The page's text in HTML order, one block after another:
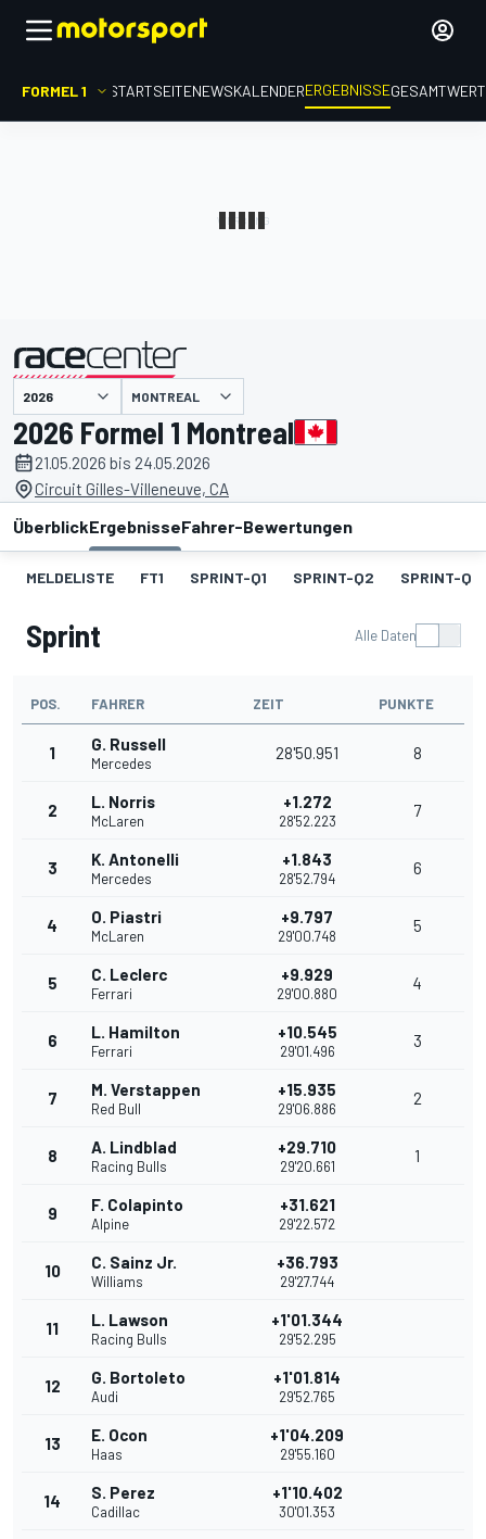
FORMEL 1 STARTSEITENEWSKALENDERERGEBNISSE
MONTREAL
2026 Formel 1 Montreal
21.05.2026 bis 24.05.2026
Circuit Gilles-Villeneuve, CA
ÜberblickErgebnisseFahrer-Bewertungen
MELDELISTE FT1 SPRINT-Q1 SPRINT-Q2 SPRINT-Q3
Sprint Alle Daten
POS. FAHRER ZEIT PUNKTE
1 G. Russell
Mercedes
28'50.951 8
2 L. Norris
McLaren
+1.272
28'52.223
7
3 K. Antonelli
Mercedes
+1.843
28'52.794
6
4 O. Piastri
McLaren
+9.797
29'00.748
5
5 C. Leclerc
Ferrari
+9.929
29'00.880
4
6 L. Hamilton
Ferrari
+10.545
29'01.496
3
7 M. Verstappen
Red Bull
+15.935
29'06.886
2
8 A. Lindblad
Racing Bulls
+29.710
29'20.661
1
9 F. Colapinto
Alpine
+31.621
29'22.572
10 C. Sainz Jr.
Williams
+36.793
29'27.744
11 L. Lawson
Racing Bulls
+1'01.344
29'52.295
12 G. Bortoleto
Audi
+1'01.814
29'52.765
13 E. Ocon
Haas
+1'04.209
29'55.160
14 S. Perez
Cadillac
+1'10.402
30'01.353